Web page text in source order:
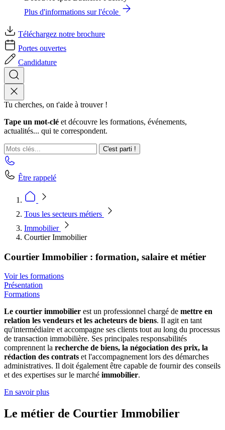
Plus d'informations sur l'école
Téléchargez notre brochure
Portes ouvertes
Candidature
Tu cherches, on t'aide à trouver !
Tape un mot-clé et découvre les formations, événements,
actualités... qui te correspondent.
C'est parti !
Être rappelé
Tous les secteurs métiers
Immobilier
Courtier Immobilier
Courtier Immobilier : formation, salaire et métier
Voir les formations
Présentation
Formations
Le courtier immobilier est un professionnel chargé de mettre en
relation les vendeurs et les acheteurs de biens. Il agit en tant
qu'intermédiaire et accompagne ses clients tout au long du processus
de transaction immobilière. Ses principales responsabilités
comprennent la recherche de biens, la négociation des prix, la
rédaction des contrats et l'accompagnement lors des démarches
administratives. Il doit également être capable de fournir des conseils
et des expertises sur le marché immobilier.
En savoir plus
Le métier de Courtier Immobilier